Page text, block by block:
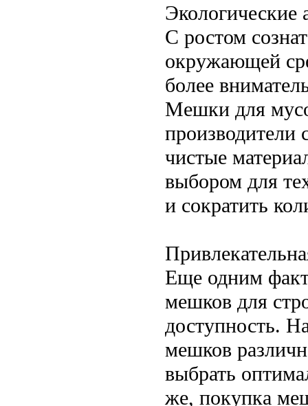
Экологические
С ростом
окружающей
более
Мешки для
производители
чистые
выбором для
и сократить
Еще одним
мешков для
доступность.
мешков
выбрать
же, покупка